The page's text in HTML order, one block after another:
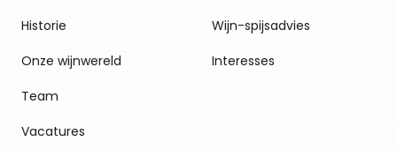
Historie
Onze wijnwereld
Team
Vacatures
Wijn-spijsadvies
Interesses